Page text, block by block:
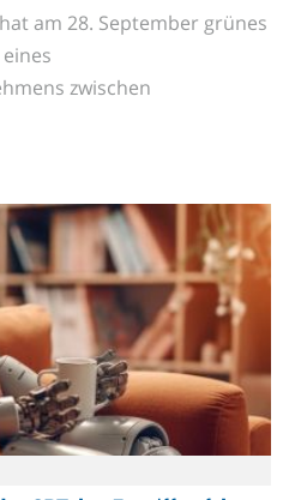
am 28. September grünes
zwischen